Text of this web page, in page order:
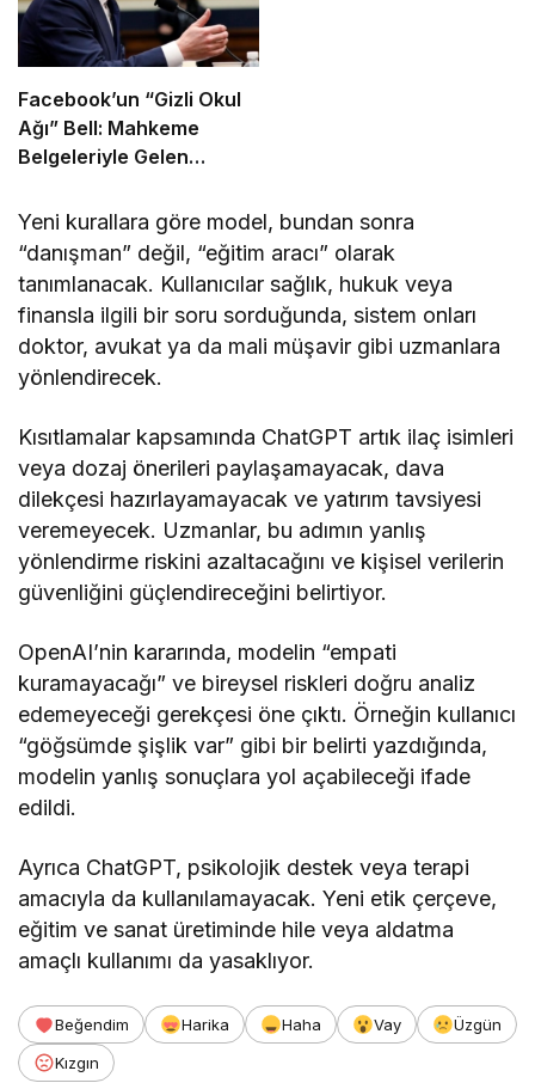
Facebook’un “Gizli Okul
Ağı” Bell: Mahkeme
Belgeleriyle Gelen
Yeni kurallara göre model, bundan sonra
“danışman” değil, “eğitim aracı” olarak
tanımlanacak. Kullanıcılar sağlık, hukuk veya
finansla ilgili bir soru sorduğunda, sistem onları
doktor, avukat ya da mali müşavir gibi uzmanlara
yönlendirecek.
Kısıtlamalar kapsamında ChatGPT artık ilaç isimleri
veya dozaj önerileri paylaşamayacak, dava
dilekçesi hazırlayamayacak ve yatırım tavsiyesi
veremeyecek. Uzmanlar, bu adımın yanlış
yönlendirme riskini azaltacağını ve kişisel verilerin
güvenliğini güçlendireceğini belirtiyor.
OpenAI’nin kararında, modelin “empati
kuramayacağı” ve bireysel riskleri doğru analiz
edemeyeceği gerekçesi öne çıktı. Örneğin kullanıcı
“göğsümde şişlik var” gibi bir belirti yazdığında,
modelin yanlış sonuçlara yol açabileceği ifade
edildi.
Ayrıca ChatGPT, psikolojik destek veya terapi
amacıyla da kullanılamayacak. Yeni etik çerçeve,
eğitim ve sanat üretiminde hile veya aldatma
amaçlı kullanımı da yasaklıyor.
Beğendim Harika Haha Vay
Üzgün
Kızgın